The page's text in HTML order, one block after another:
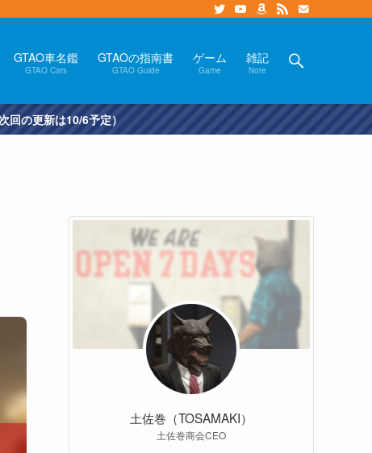
GTAO車名鑑
GTAO Cars
GTAOの指南書
GTAO Guide
ゲーム
Game
雑記
Note
土佐巻（TOSAMAKI）
土佐巻商会CEO